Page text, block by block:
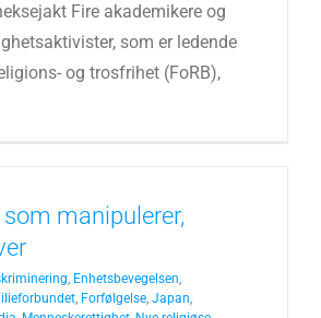
Fire akademikere og
som er ledende
og trosfrihet (FoRB),
manipulerer,
, Enhetsbevegelsen,
, Forfølgelse, Japan,